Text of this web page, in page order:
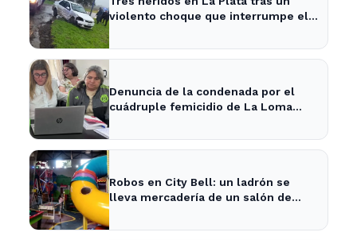
violento choque que interrumpe el
Denuncia de la condenada por el
cuádruple femicidio de La Loma
Robos en City Bell: un ladrón se
lleva mercadería de un salón de